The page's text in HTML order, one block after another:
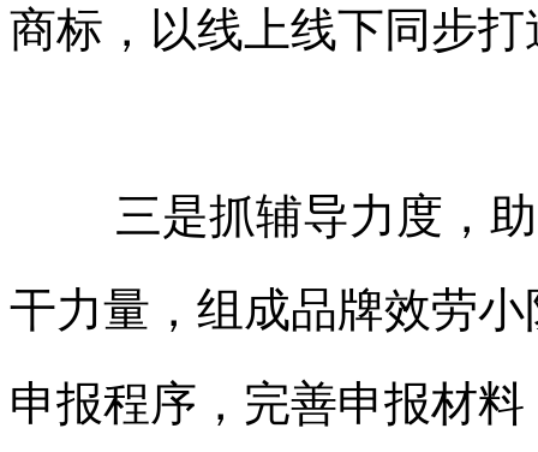
商标 ，以线上线下同步
三是抓辅导力度，
干力量，组成品牌效劳
申报程序，完善申报材